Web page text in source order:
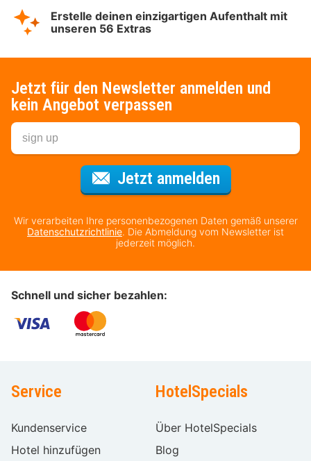
Erstelle deinen einzigartigen Aufenthalt mit
unseren 56 Extras
Jetzt für den Newsletter anmelden und
kein Angebot verpassen
Jetzt anmeldenFür den
Wir verarbeiten Ihre personenbezogenen Daten gemäß unserer
Datenschutzrichtlinie. Die Abmeldung vom Newsletter ist
jederzeit möglich.
Schnell und sicher bezahlen:
Service
Kundenservice
Hotel hinzufügen
HotelSpecials
Über HotelSpecials
Blog